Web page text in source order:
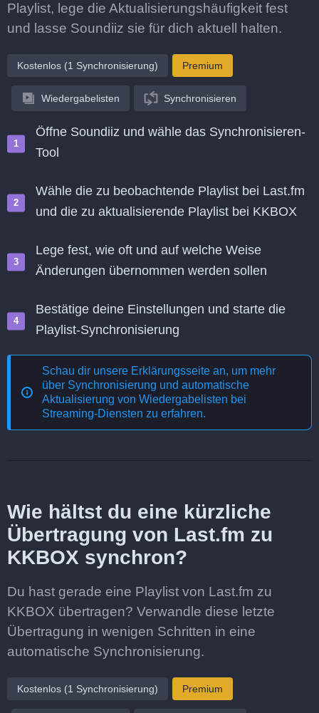
Playlist, lege die Aktualisierungshäufigkeit fest
und lasse Soundiiz sie für dich aktuell halten.
Kostenlos (1 Synchronisierung) Premium
Wiedergabelisten Synchronisieren
Öffne Soundiiz und wähle das Synchronisieren-
Tool
Wähle die zu beobachtende Playlist bei Last.fm
und die zu aktualisierende Playlist bei KKBOX
Lege fest, wie oft und auf welche Weise
Änderungen übernommen werden sollen
Bestätige deine Einstellungen und starte die
Playlist-Synchronisierung
Schau dir unsere Erklärungsseite an, um mehr
über Synchronisierung und automatische
Aktualisierung von Wiedergabelisten bei
Streaming-Diensten zu erfahren.
Wie hältst du eine kürzliche
Übertragung von Last.fm zu
KKBOX synchron?
Du hast gerade eine Playlist von Last.fm zu
KKBOX übertragen? Verwandle diese letzte
Übertragung in wenigen Schritten in eine
automatische Synchronisierung.
Kostenlos (1 Synchronisierung) Premium